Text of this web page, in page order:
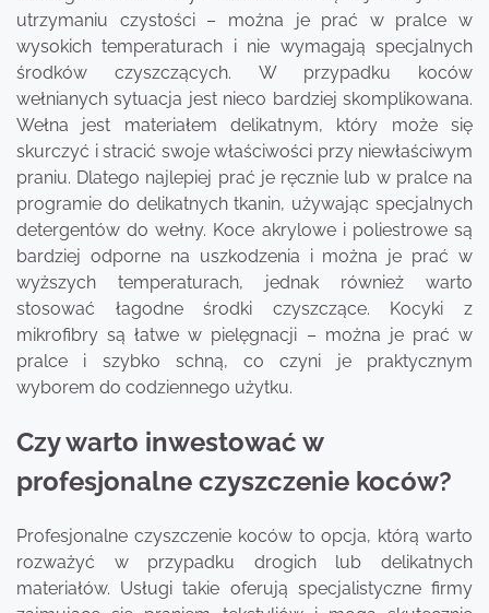
utrzymaniu czystości – można je prać w pralce w
wysokich temperaturach i nie wymagają specjalnych
środków czyszczących. W przypadku koców
wełnianych sytuacja jest nieco bardziej skomplikowana.
Wełna jest materiałem delikatnym, który może się
skurczyć i stracić swoje właściwości przy niewłaściwym
praniu. Dlatego najlepiej prać je ręcznie lub w pralce na
programie do delikatnych tkanin, używając specjalnych
detergentów do wełny. Koce akrylowe i poliestrowe są
bardziej odporne na uszkodzenia i można je prać w
wyższych temperaturach, jednak również warto
stosować łagodne środki czyszczące. Kocyki z
mikrofibry są łatwe w pielęgnacji – można je prać w
pralce i szybko schną, co czyni je praktycznym
wyborem do codziennego użytku.
Czy warto inwestować w
profesjonalne czyszczenie koców?
Profesjonalne czyszczenie koców to opcja, którą warto
rozważyć w przypadku drogich lub delikatnych
materiałów. Usługi takie oferują specjalistyczne firmy